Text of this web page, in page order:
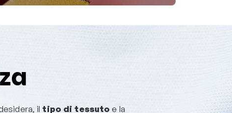
il tipo di tessuto e la